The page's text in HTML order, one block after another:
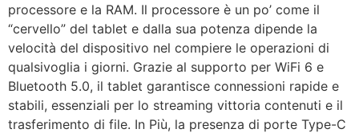
processore e la RAM. Il processore è un po’ come il
“cervello” del tablet e dalla sua potenza dipende la
velocità del dispositivo nel compiere le operazioni di
qualsivoglia i giorni. Grazie al supporto per WiFi 6 e
Bluetooth 5.0, il tablet garantisce connessioni rapide e
stabili, essenziali per lo streaming vittoria contenuti e il
trasferimento di file. In Più, la presenza di porte Type-C